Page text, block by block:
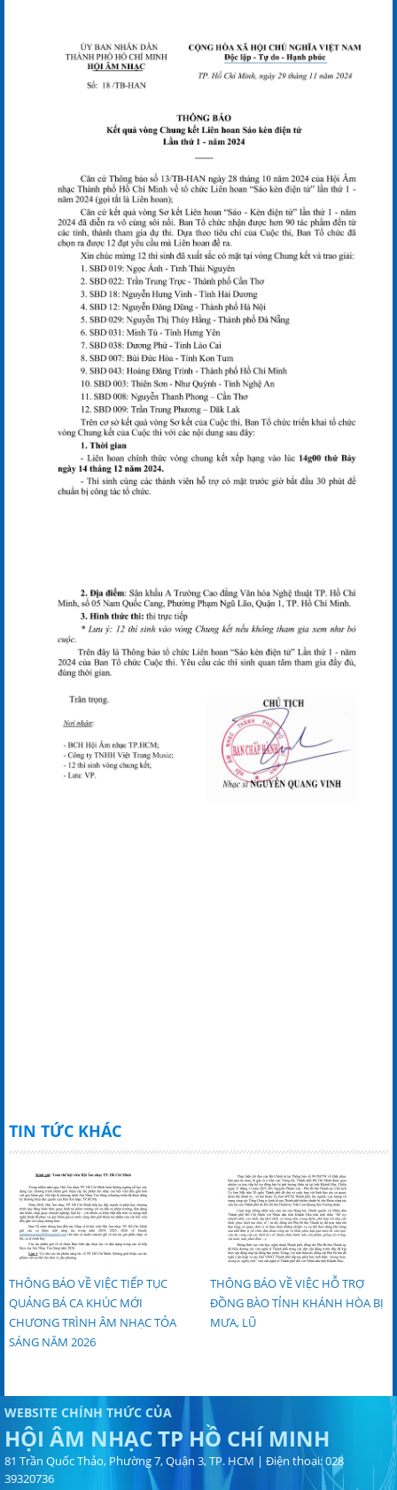
TIN TỨC KHÁC
THÔNG BÁO VỀ VIỆC TIẾP TỤC
QUẢNG BÁ CA KHÚC MỚI
CHƯƠNG TRÌNH ÂM NHẠC TỎA
SÁNG NĂM 2026
THÔNG BÁO VỀ VIỆC HỖ TRỢ
ĐỒNG BÀO TỈNH KHÁNH HÒA BỊ
MƯA, LŨ
WEBSITE CHÍNH THỨC CỦA
HỘI ÂM NHẠC TP HỒ CHÍ MINH
81 Trần Quốc Thảo, Phường 7, Quận 3, TP. HCM | Điện thoại: 028
39320736